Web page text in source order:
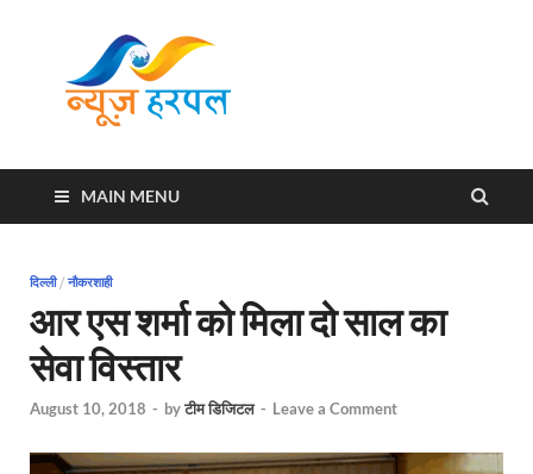
MAIN MENU
दिल्ली/ नौकरशाही
आर एस शर्मा को मिला दो साल का
सेवा विस्तार
August 10, 2018 - byटीम डिजिटल - Leave a Comment